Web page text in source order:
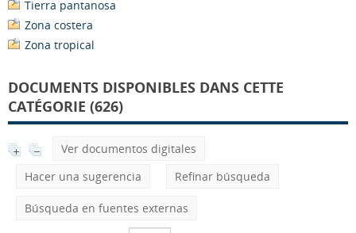
Tierra pantanosa
Zona costera
Zona tropical
DOCUMENTS DISPONIBLES DANS CETTE
CATÉGORIE (626)
Ver documentos digitales
Hacer una sugerencia
Refinar búsqueda
Búsqueda en fuentes externas